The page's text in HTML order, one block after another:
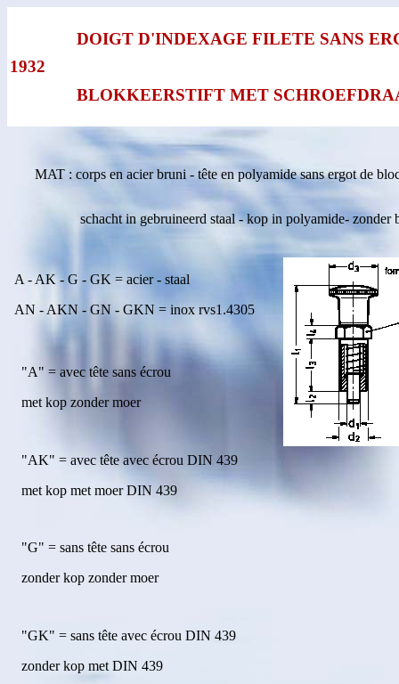
1932
DOIGT D'INDEXAGE FILETE SANS
BLOKKEERSTIFT MET
MAT : corps en acier bruni - tête en polyamide sans ergot de
schacht in gebruineerd staal - kop in polyamide- zonder
A - AK - G - GK = acier - staal
AN - AKN - GN - GKN = inox rvs1.4305
"A" = avec tête sans écrou
met kop zonder moer
"AK" = avec tête avec écrou DIN 439
met kop met moer DIN 439
"G" = sans tête sans écrou
zonder kop zonder moer
"GK" = sans tête avec écrou DIN 439
zonder kop met DIN 439